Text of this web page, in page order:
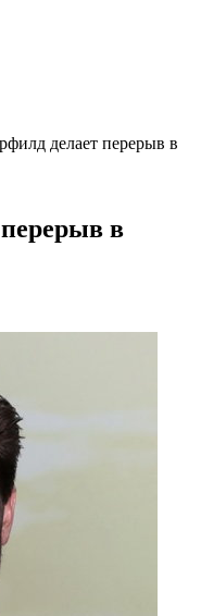
делает перерыв в
в